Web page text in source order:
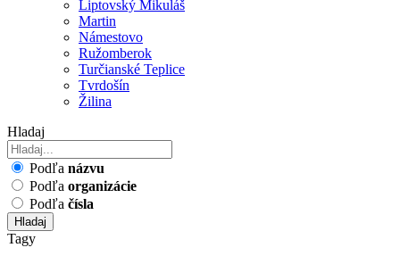
Liptovský Mikuláš
Martin
Námestovo
Ružomberok
Turčianské Teplice
Tvrdošín
Žilina
Hladaj
Podľa názvu
Podľa organizácie
Podľa čísla
Hladaj
Tagy